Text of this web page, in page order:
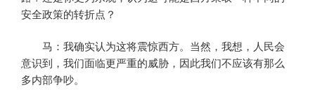
安全政策的转折点？
马：我确实认为这将震惊西方。当然，我想，人民会
意识到，我们面临更严重的威胁，因此我们不应该有那么
多内部争吵。